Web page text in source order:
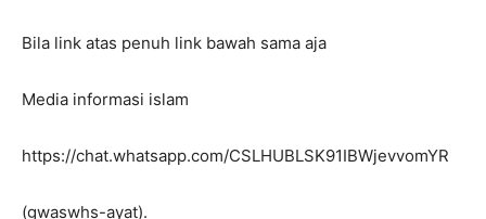
Bila link atas penuh link bawah sama aja
Media informasi islam
https://chat.whatsapp.com/CSLHUBLSK91IBWjevvomYR
(gwaswhs-ayat).